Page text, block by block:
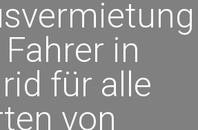
in
für alle
von